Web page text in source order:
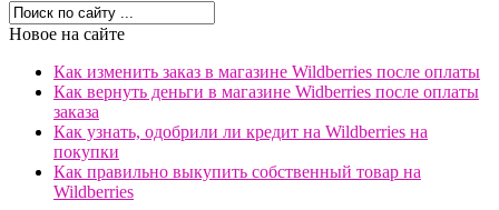
Новое на сайте
Как изменить заказ в магазине Wildberries после оплаты
Как вернуть деньги в магазине Widberries после оплаты
заказа
Как узнать, одобрили ли кредит на Wildberries на
покупки
Как правильно выкупить собственный товар на
Wildberries